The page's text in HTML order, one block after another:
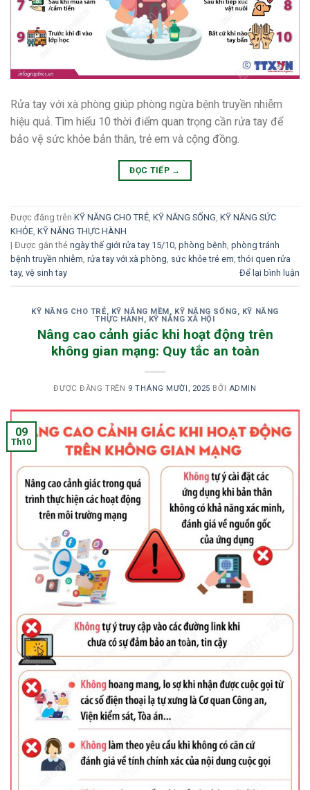
Rửa tay với xà phòng giúp phòng ngừa bệnh truyền nhiễm
hiệu quả. Tìm hiểu 10 thời điểm quan trọng cần rửa tay để
bảo vệ sức khỏe bản thân, trẻ em và cộng đồng.
ĐỌC TIẾP →
Được đăng trên KỸ NĂNG CHO TRẺ KỸ NĂNG SỐNG KỸ NĂNG SỨC
KHỎE KỸ NĂNG THỰC HÀNH
| Được gắn thẻ ngày thế giới rửa tay 15/10 phòng bệnh phòng tránh
bệnh truyền nhiễm rửa tay với xà phòng sức khỏe trẻ em ,thói quen rửa
tay, vệ sinh tay Để lại bình luận
KỸ NĂNG CHO TRẺ, KỸ NĂNG MỀM, KỸ NĂNG SỐNG, KỸ NĂNG
THỰC HÀNH, KỸ NĂNG XÃ HỘI
Nâng cao cảnh giác khi hoạt động trên
không gian mạng: Quy tắc an toàn
ĐƯỢC ĐĂNG TRÊN 9 THÁNG MƯỜI, 2025 BỞI ADMIN
09
Th10